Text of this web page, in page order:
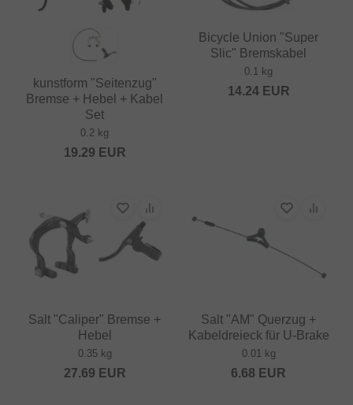
kunstform "Seitenzug"
Bremse + Hebel + Kabel
Set
0.2 kg
19.29 EUR
Bicycle Union "Super
Slic" Bremskabel
0.1 kg
14.24EUR
Salt "Caliper" Bremse +
Hebel
0.35 kg
27.69 EUR
Salt "AM" Querzug +
Kabeldreieck für U-Brake
0.01 kg
6.68 EUR